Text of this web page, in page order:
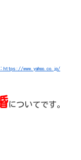
https://www.yahoo.co.jp/
についてです。